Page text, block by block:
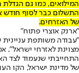
התשלום כבר לסוף חודש
של האזרחים.
"ארנק אוצרי פתוח"
"עבודה משותפת עניינית
מצוינת לאזרחי ישראל",
התחייבתי שנעמוד לצד
של מדינת ישראל, הקו